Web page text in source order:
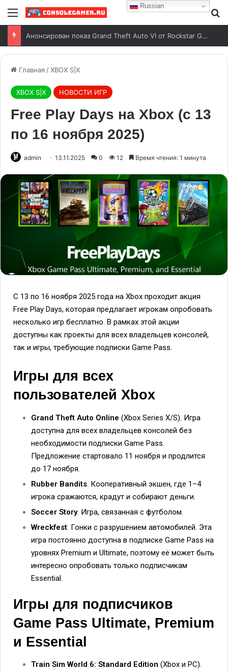
Анонсирован показ Grand Theft Auto VI от Rockstar Games
Главная /XBOX S|X
XBOX S|X НОВОСТИ ИГР
Free Play Days на Xbox (с 13
по 16 ноября 2025)
admin 13.11.2025 0 12 Время чтения: 1 минута
С 13 по 16 ноября 2025 года на Xbox проходит акция
Free Play Days, которая предлагает игрокам опробовать
несколько игр бесплатно. В рамках этой акции
доступны как проекты для всех владельцев консолей,
так и игры, требующие подписки Game Pass.
Игры для всех
пользователей Xbox
Grand Theft Auto Online (Xbox Series X/S). Игра
доступна для всех владельцев консолей без
необходимости подписки Game Pass.
Предложение стартовало 11 ноября и продлится
до 17 ноября.
Rubber Bandits . Кооперативный экшен, где 1–4
игрока сражаются, крадут и собирают деньги.
Soccer Story. Игра, связанная с футболом.
Wreckfest . Гонки с разрушением автомобилей. Эта
игра постоянно доступна в подписке Game Pass на
уровнях Premium и Ultimate, поэтому её может быть
интересно опробовать только подписчикам
Essential.
Игры для подписчиков
Game Pass Ultimate, Premium
и Essential
Train Sim World 6: Standard Edition (Xbox и PC).
Russian